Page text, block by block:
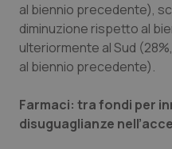
al biennio precedente),
diminuzione rispetto al
ulteriormente al Sud
al biennio precedente).
Farmaci: tra fondi per
disuguaglianze
tracking-enable